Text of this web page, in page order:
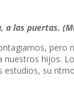
a las puertas.
pero
hijos.
estudios, su